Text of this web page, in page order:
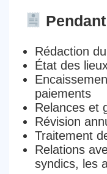
Rédaction du
État des
paiements
Relances et
Révision
Traitement
Relations
syndics, les